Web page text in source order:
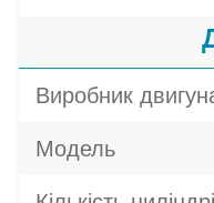
Виробник
Модель